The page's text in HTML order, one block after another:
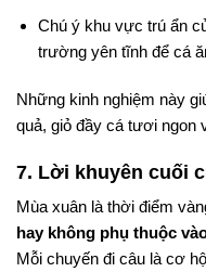
Chú ý khu vực trú ẩn
trường yên tĩnh để cá
Những kinh nghiệm này
quả, giỏ đầy cá tươi ngon
7. Lời khuyên cuối
Mùa xuân là thời điểm
hay không phụ thuộc
Mỗi chuyến đi câu là cơ